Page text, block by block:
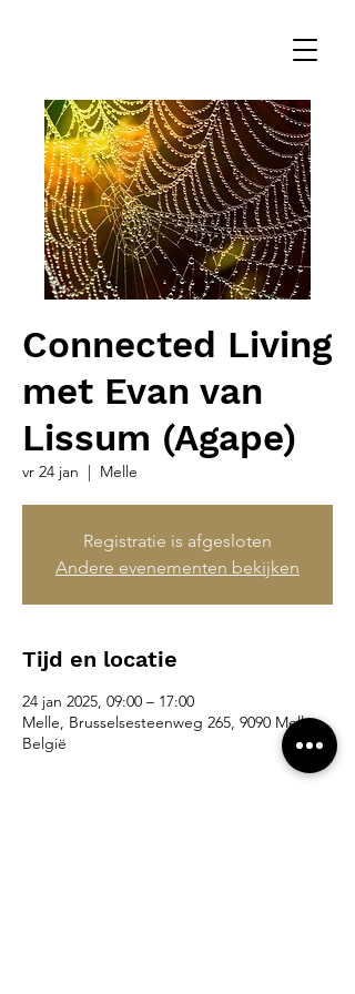
Connected Living
met Evan van
Lissum (Agape)
vr 24 jan
  |
Melle
Registratie is afgesloten
Andere evenementen bekijken
Tijd en locatie
24 jan 2025, 09:00 – 17:00
Melle, Brusselsesteenweg 265, 9090 Melle,
België